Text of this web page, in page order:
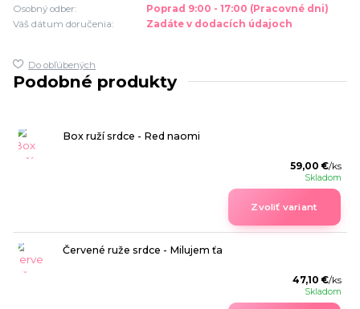
Osobný odber:
Poprad 9:00 - 17:00 (Pracovné dni)
Váš dátum doručenia:
Zadáte v dodacích údajoch
Do obľúbených
Podobné produkty
Box ruží srdce - Red naomi
59,00 €/ks
Skladom
Zvoliť variant
Červené ruže srdce - Milujem ťa
47,10 €/ks
Skladom